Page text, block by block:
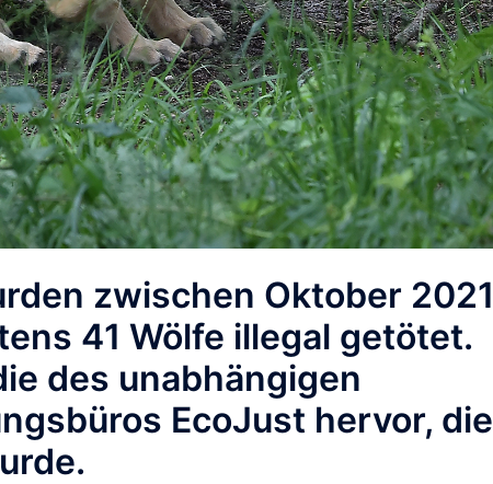
zwischen Oktober 2021
41 Wölfe illegal getötet.
des unabhängigen
EcoJust hervor, die